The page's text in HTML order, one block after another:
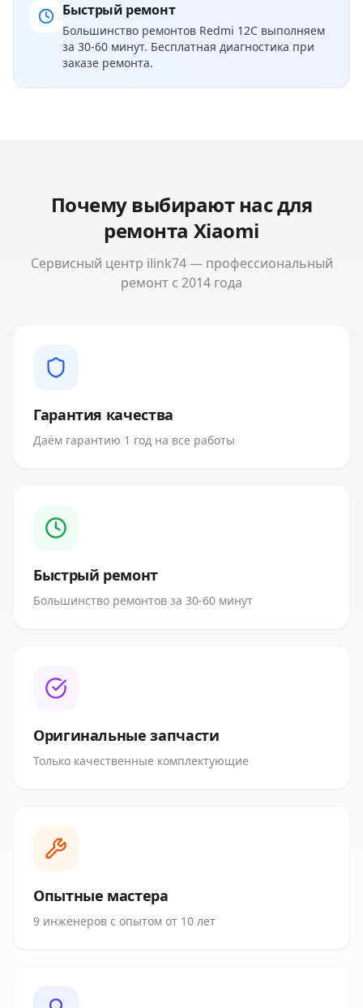
Быстрый ремонт
Большинство ремонтов Redmi 12C выполняем
за 30-60 минут. Бесплатная диагностика при
заказе ремонта.
Почему выбирают нас для
ремонта Xiaomi
Сервисный центр ilink74 — профессиональный
ремонт с 2014 года
Гарантия качества
Даём гарантию 1 год на все работы
Быстрый ремонт
Большинство ремонтов за 30-60 минут
Оригинальные запчасти
Только качественные комплектующие
Опытные мастера
9 инженеров с опытом от 10 лет